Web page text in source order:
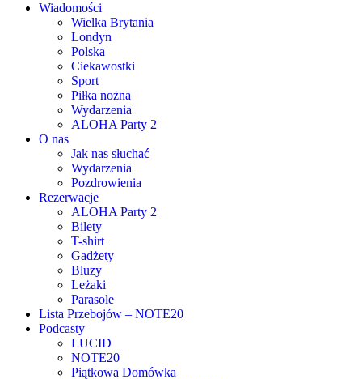
Wiadomości
Wielka Brytania
Londyn
Polska
Ciekawostki
Sport
Piłka nożna
Wydarzenia
ALOHA Party 2
O nas
Jak nas słuchać
Wydarzenia
Pozdrowienia
Rezerwacje
ALOHA Party 2
Bilety
T-shirt
Gadżety
Bluzy
Leżaki
Parasole
Lista Przebojów – NOTE20
Podcasty
LUCID
NOTE20
Piątkowa Domówka